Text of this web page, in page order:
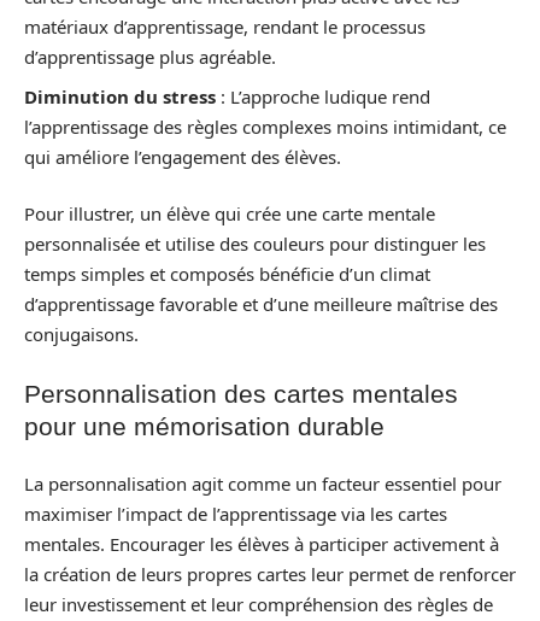
matériaux d’apprentissage, rendant le processus
d’apprentissage plus agréable.
Diminution du stress : L’approche ludique rend
l’apprentissage des règles complexes moins intimidant, ce
qui améliore l’engagement des élèves.
Pour illustrer, un élève qui crée une carte mentale
personnalisée et utilise des couleurs pour distinguer les
temps simples et composés bénéficie d’un climat
d’apprentissage favorable et d’une meilleure maîtrise des
conjugaisons.
Personnalisation des cartes mentales
pour une mémorisation durable
La personnalisation agit comme un facteur essentiel pour
maximiser l’impact de l’apprentissage via les cartes
mentales. Encourager les élèves à participer activement à
la création de leurs propres cartes leur permet de renforcer
leur investissement et leur compréhension des règles de